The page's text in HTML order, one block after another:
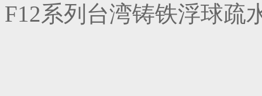
F12系列台湾铸铁浮球疏